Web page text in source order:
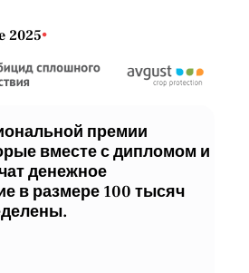
2025•
премии
вместе с дипломом и
денежное
в размере 100 тысяч